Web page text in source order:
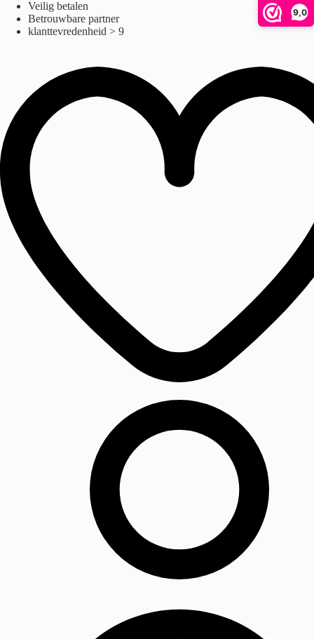
9,0
naar
Veilig betalen
Betrouwbare partner
klanttevredenheid > 9